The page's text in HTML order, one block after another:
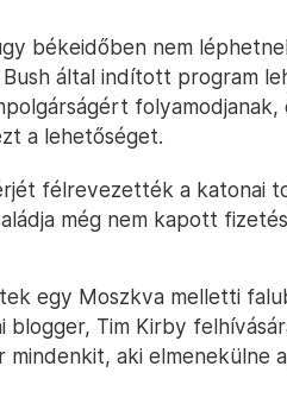
békeidőben nem
Bush által indított program
a lehetőséget.
félrevezették a katonai
még nem kapott
egy Moszkva melletti
blogger, Tim Kirby
aki elmenekülne